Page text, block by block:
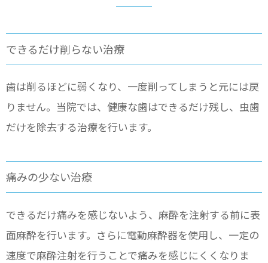
できるだけ削らない治療
歯は削るほどに弱くなり、一度削ってしまうと元には戻
りません。当院では、健康な歯はできるだけ残し、虫歯
だけを除去する治療を行います。
痛みの少ない治療
できるだけ痛みを感じないよう、麻酔を注射する前に表
面麻酔を行います。さらに電動麻酔器を使用し、一定の
速度で麻酔注射を行うことで痛みを感じにくくなりま